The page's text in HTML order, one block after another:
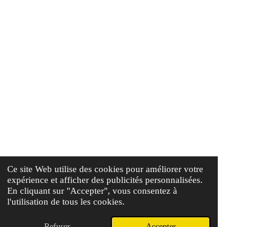
Ce site Web utilise des cookies pour améliorer votre
expérience et afficher des publicités personnalisées.
En cliquant sur "Accepter", vous consentez à
l'utilisation de tous les cookies.